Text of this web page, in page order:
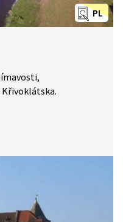
PL